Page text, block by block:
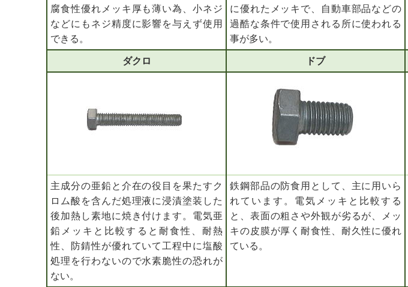
腐食性優れメッキ厚も薄い為、小ネジ
などにもネジ精度に影響を与えず使用
できる。
に優れたメッキで、自動車部品などの
過酷な条件で使用される所に使われる
事が多い。
ダクロ ドブ
主成分の亜鉛と介在の役目を果たすク
ロム酸を含んだ処理液に浸漬塗装した
後加熱し素地に焼き付けます。電気亜
鉛メッキと比較すると耐食性、耐熱
性、防錆性が優れていて工程中に塩酸
処理を行わないので水素脆性の恐れが
ない。
鉄鋼部品の防食用として、主に用いら
れています。電気メッキと比較する
と、表面の粗さや外観が劣るが、メッ
キの皮膜が厚く耐食性、耐久性に優れ
ている。